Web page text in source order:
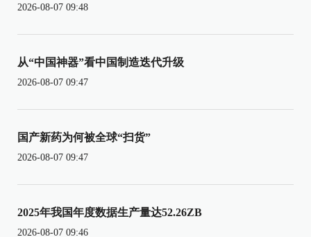
2026-08-07 09:48
从“中国神器”看中国制造迭代升级
2026-08-07 09:47
国产新药为何被全球“扫货”
2026-08-07 09:47
2025年我国年度数据生产量达52.26ZB
2026-08-07 09:46